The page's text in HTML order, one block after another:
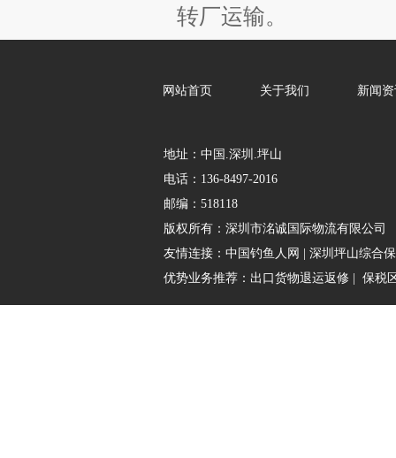
转厂运输。
网站首页 关于我们 新闻
地址：中国.深圳.坪山
电话：136-8497-2016
邮编：518118
版权所有： 深圳市洺诚国际物流有限公司
友情连接： 中国钓鱼人网
深圳坪山综合
优势业务推荐： 出口货物退运返修| 保税